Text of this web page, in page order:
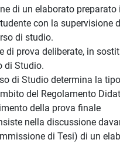
di un elaborato preparato
con la supervisione
di studio.
di prova deliberate, in
di Studio.
di Studio determina la
del Regolamento
della prova finale
nella discussione
di Tesi) di un